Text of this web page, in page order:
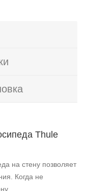
Thule
на стену позволяет
Когда не